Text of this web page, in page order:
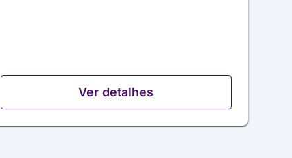
Ver detalhes